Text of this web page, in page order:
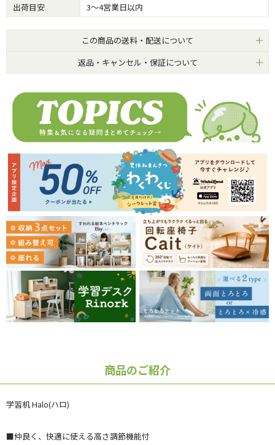
出荷目安
3～4営業日以内
この商品の送料・配送について
返品・キャンセル・保証について
商品のご紹介
学習机 Halo(ハロ)
■仲良く、快適に使える高さ調節機能付